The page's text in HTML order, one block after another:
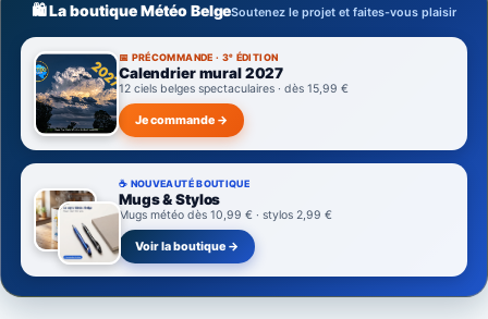
🛍️ La boutique Météo BelgeSoutenez le projet et faites-vous plaisir
📅 PRÉCOMMANDE · 3ᵉ ÉDITION
Calendrier mural 2027
12 ciels belges spectaculaires · dès 15,99 €
Je commande →
☕ NOUVEAUTÉ BOUTIQUE
Mugs & Stylos
Mugs météo dès 10,99 € · stylos 2,99 €
Voir la boutique →